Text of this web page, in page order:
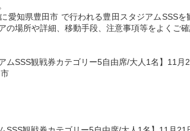
愛知県豊田市 で行われる豊田スタジアムSSS
の場所や詳細、移動手段、注意事項等をよくご
ムSSS観戦券カテゴリー5自由席/大人1名】11月